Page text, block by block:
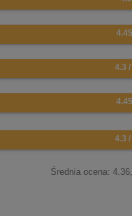
Średnia ocena: 4.36,